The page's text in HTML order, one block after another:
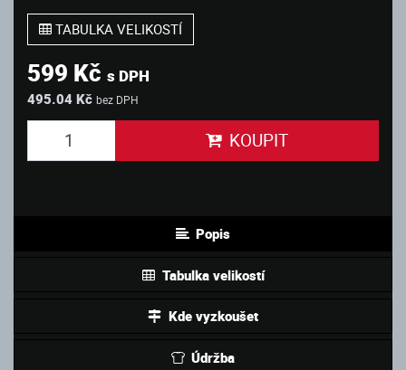
TABULKA VELIKOSTÍ
599 Kč s DPH
495.04 Kč bez DPH
KOUPIT
Popis
Tabulka velikostí
Kde vyzkoušet
Údržba